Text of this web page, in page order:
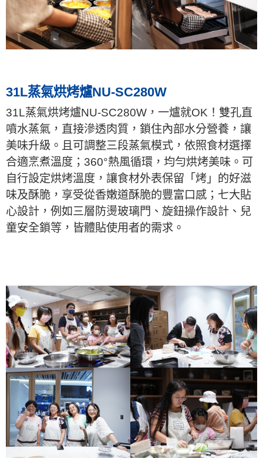
31L蒸氣烘烤爐NU-SC280W
31L蒸氣烘烤爐NU-SC280W，一爐就OK！雙孔直
噴水蒸氣，直接滲透肉質，鎖住內部水分營養，讓
美味升級。且可調整三段蒸氣模式，依照食材選擇
合適烹煮溫度；360°熱風循環，均勻烘烤美味。可
自行設定烘烤溫度，讓食材外表保留「烤」的好滋
味及酥脆，享受從香嫩道酥脆的豐富口感；七大貼
心設計，例如三層防燙玻璃門、旋鈕操作設計、兒
童安全鎖等，皆體貼使用者的需求。